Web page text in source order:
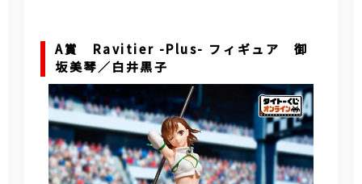
A賞 Ravitier -Plus- フィギュア 御
坂美琴／白井黒子